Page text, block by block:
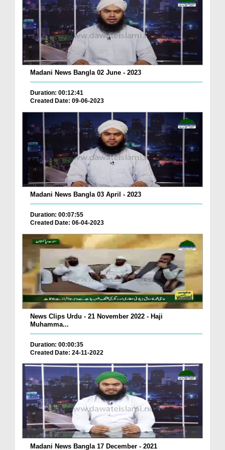
Madani News Bangla 02 June - 2023
Duration: 00:12:41
Created Date: 09-06-2023
Madani News Bangla 03 April - 2023
Duration: 00:07:55
Created Date: 06-04-2023
News Clips Urdu - 21 November 2022 - Haji
Muhamma...
Duration: 00:00:35
Created Date: 24-11-2022
Madani News Bangla 17 December - 2021